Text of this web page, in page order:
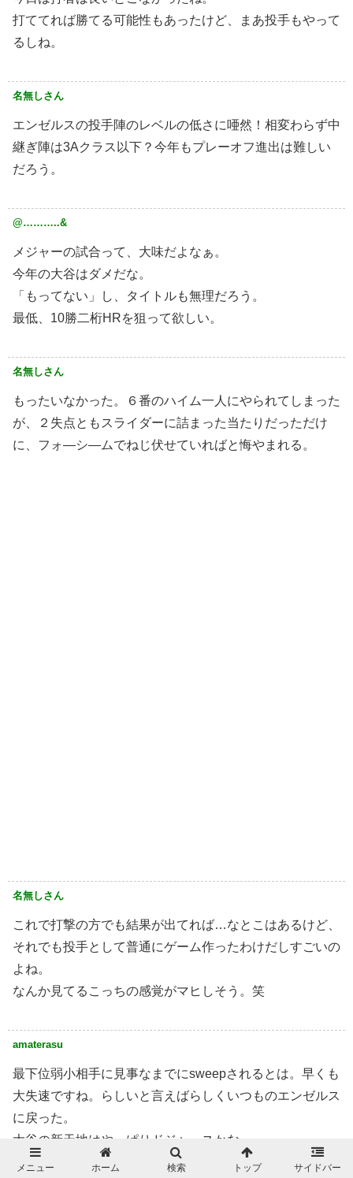
打ててれば勝てる可能性もあったけど、まあ投手もやって
るしね。
名無しさん
エンゼルスの投手陣のレベルの低さに唖然！相変わらず中
継ぎ陣は3Aクラス以下？今年もプレーオフ進出は難しい
だろう。
@………..&
メジャーの試合って、大味だよなぁ。
今年の大谷はダメだな。
「もってない」し、タイトルも無理だろう。
最低、10勝二桁HRを狙って欲しい。
名無しさん
もったいなかった。６番のハイム一人にやられてしまった
が、２失点ともスライダーに詰まった当たりだっただけ
に、フォ―シ―ムでねじ伏せていればと悔やまれる。
名無しさん
これで打撃の方でも結果が出てれば…なとこはあるけど、
それでも投手として普通にゲーム作ったわけだしすごいの
よね。
なんか見てるこっちの感覚がマヒしそう。笑
amaterasu
最下位弱小相手に見事なまでにsweepされるとは。早くも
大失速ですね。らしいと言えばらしくいつものエンゼルス
に戻った。
大谷の新天地はやっぱりドジャースかな。
メニュー ホーム 検索 トップ サイドバー